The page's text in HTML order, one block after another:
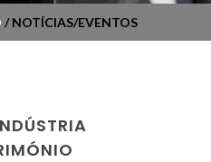
/ NOTÍCIAS/EVENTOS